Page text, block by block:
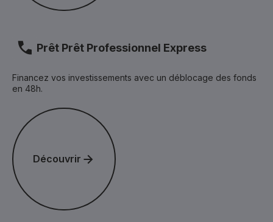
Prêt Prêt Professionnel Express
Financez vos investissements avec un déblocage des fonds
en 48h.
Découvrir
Découvrir